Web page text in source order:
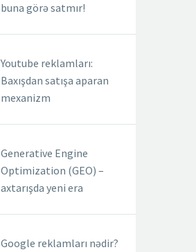
buna görə satmır!
Youtube reklamları:
Baxışdan satışa aparan
mexanizm
Generative Engine
Optimization (GEO) –
axtarışda yeni era
Google reklamları nədir?